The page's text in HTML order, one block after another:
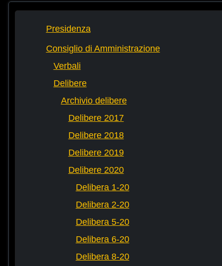
Presidenza
Consiglio di Amministrazione
Verbali
Delibere
Archivio delibere
Delibere 2017
Delibere 2018
Delibere 2019
Delibere 2020
Delibera 1-20
Delibera 2-20
Delibera 5-20
Delibera 6-20
Delibera 8-20